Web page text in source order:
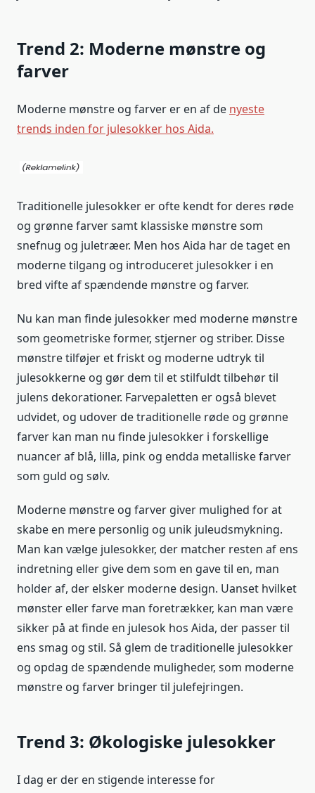
Trend 2: Moderne mønstre og
farver
Moderne mønstre og farver er en af de nyeste
trends inden for julesokker hos Aida.
Traditionelle julesokker er ofte kendt for deres røde
og grønne farver samt klassiske mønstre som
snefnug og juletræer. Men hos Aida har de taget en
moderne tilgang og introduceret julesokker i en
bred vifte af spændende mønstre og farver.
Nu kan man finde julesokker med moderne mønstre
som geometriske former, stjerner og striber. Disse
mønstre tilføjer et friskt og moderne udtryk til
julesokkerne og gør dem til et stilfuldt tilbehør til
julens dekorationer. Farvepaletten er også blevet
udvidet, og udover de traditionelle røde og grønne
farver kan man nu finde julesokker i forskellige
nuancer af blå, lilla, pink og endda metalliske farver
som guld og sølv.
Moderne mønstre og farver giver mulighed for at
skabe en mere personlig og unik juleudsmykning.
Man kan vælge julesokker, der matcher resten af ens
indretning eller give dem som en gave til en, man
holder af, der elsker moderne design. Uanset hvilket
mønster eller farve man foretrækker, kan man være
sikker på at finde en julesok hos Aida, der passer til
ens smag og stil. Så glem de traditionelle julesokker
og opdag de spændende muligheder, som moderne
mønstre og farver bringer til julefejringen.
Trend 3: Økologiske julesokker
I dag er der en stigende interesse for